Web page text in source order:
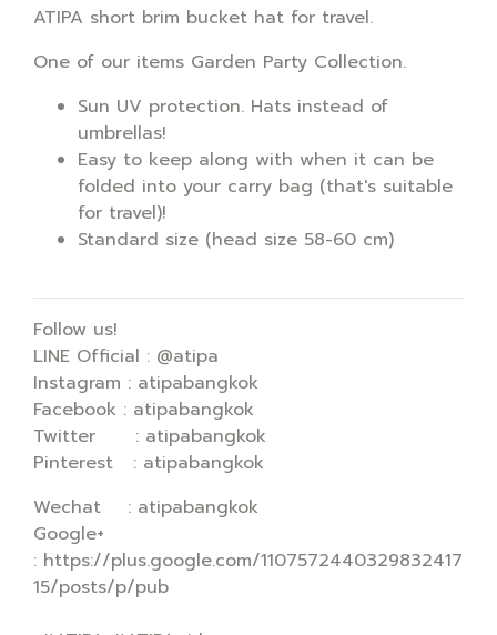
ATIPA short brim bucket hat for travel.
One of our items Garden Party Collection.
Sun UV protection. Hats instead of
umbrellas!
Easy to keep along with when it can be
folded into your carry bag (that's suitable
for travel)!
Standard size (head size 58-60 cm)
Follow us!
LINE Official : @atipa
Instagram : atipabangkok
Facebook : atipabangkok
Twitter : atipabangkok
Pinterest : atipabangkok
Wechat : atipabangkok
Google+
: https://plus.google.com/1107572440329832417
15/posts/p/pub